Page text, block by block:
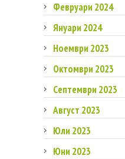
Февруари 2024
Януари 2024
Ноември 2023
Октомври 2023
Септември 2023
Август 2023
Юли 2023
Юни 2023